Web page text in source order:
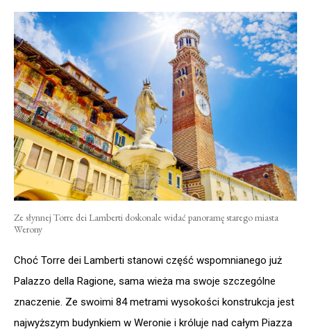
Ze słynnej Torre dei Lamberti doskonale widać panoramę starego miasta
Werony
Choć Torre dei Lamberti stanowi część wspomnianego już
Palazzo della Ragione, sama wieża ma swoje szczególne
znaczenie. Ze swoimi 84 metrami wysokości konstrukcja jest
najwyższym budynkiem w Weronie i króluje nad całym Piazza